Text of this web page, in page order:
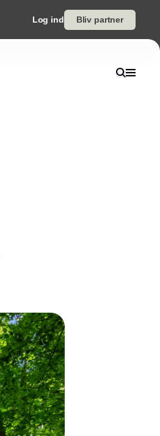
Log ind Bliv partner